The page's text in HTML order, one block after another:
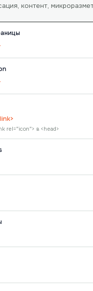
контент,
rel="icon"> в <head>